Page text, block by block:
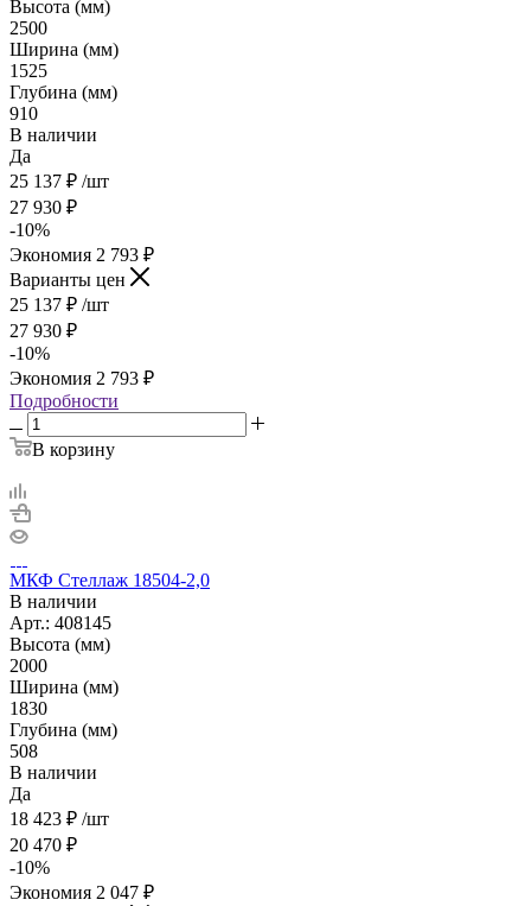
Высота (мм)
2500
Ширина (мм)
1525
Глубина (мм)
910
В наличии
Да
25 137 ₽ /шт
27 930 ₽
-10%
Экономия 2 793 ₽
Варианты цен
25 137 ₽ /шт
27 930 ₽
-10%
Экономия 2 793 ₽
Подробности
В корзину
МКФ Стеллаж 18504-2,0
В наличии
Арт.: 408145
Высота (мм)
2000
Ширина (мм)
1830
Глубина (мм)
508
В наличии
Да
18 423 ₽ /шт
20 470 ₽
-10%
Экономия 2 047 ₽